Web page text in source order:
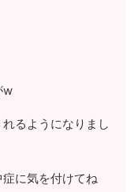
w
るようになりまし
に気を付けてね